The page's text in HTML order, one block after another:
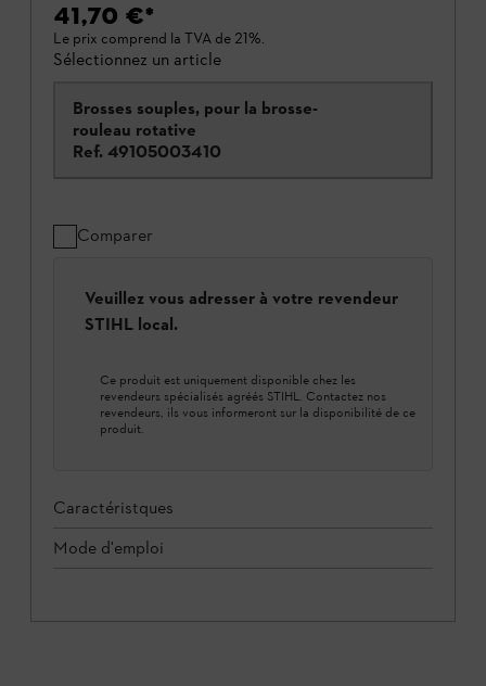
41,70 €*
Le prix comprend la TVA de 21%.
Sélectionnez un article
Brosses souples, pour la brosse-
rouleau rotative
Ref. 49105003410
Comparer
Veuillez vous adresser à votre revendeur
STIHL local.
Ce produit est uniquement disponible chez les
revendeurs spécialisés agréés STIHL. Contactez nos
revendeurs, ils vous informeront sur la disponibilité de ce
produit.
Caractéristques
Mode d'emploi